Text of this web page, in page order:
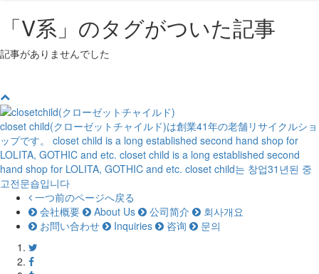
「V系」のタグがついた記事
記事がありませんでした
closet child(クローゼットチャイルド)は創業41年の老舗リサイクルショ
ップです。
closet child is a long established second hand shop for
LOLITA, GOTHIC and etc. closet child is a long established second
hand shop for LOLITA, GOTHIC and etc. closet child는 창업31년된 중
고전문숍입니다
一つ前のページへ戻る
会社概要
About Us 公司简介
회사개요
お問い合わせ
Inquiries 咨询 문의